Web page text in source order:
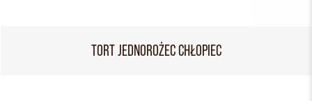
TORT JEDNOROŻEC CHŁOPIEC